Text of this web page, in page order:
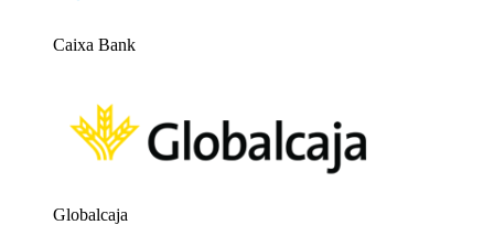
Caixa Bank
Globalcaja